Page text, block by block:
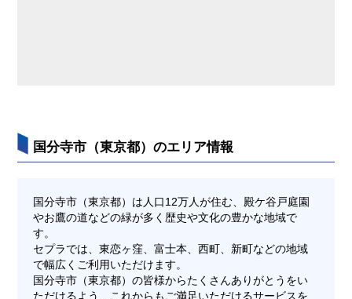
国分寺市（東京都）のエリア情報
国分寺市（東京都）は人口12万人が住む、殿ケ谷戸庭園
やお鷹の道などの緑が多く歴史や文化の豊かな地域で
す。
セプラでは、東恋ヶ窪、富士本、西町、新町などの地域
で幅広くご利用いただけます。
国分寺市（東京都）の皆様からたくさんありがとうをい
ただけるよう、これからもご満足いただけるサービスを